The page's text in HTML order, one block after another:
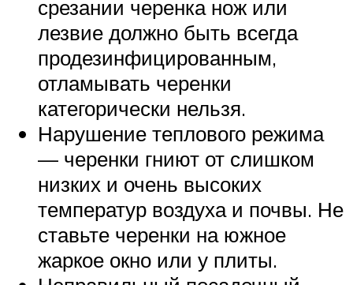
срезании черенка нож или
лезвие должно быть всегда
продезинфицированным,
отламывать черенки
категорически нельзя.
Нарушение теплового режима
— черенки гниют от слишком
низких и очень высоких
температур воздуха и почвы. Не
ставьте черенки на южное
жаркое окно или у плиты.